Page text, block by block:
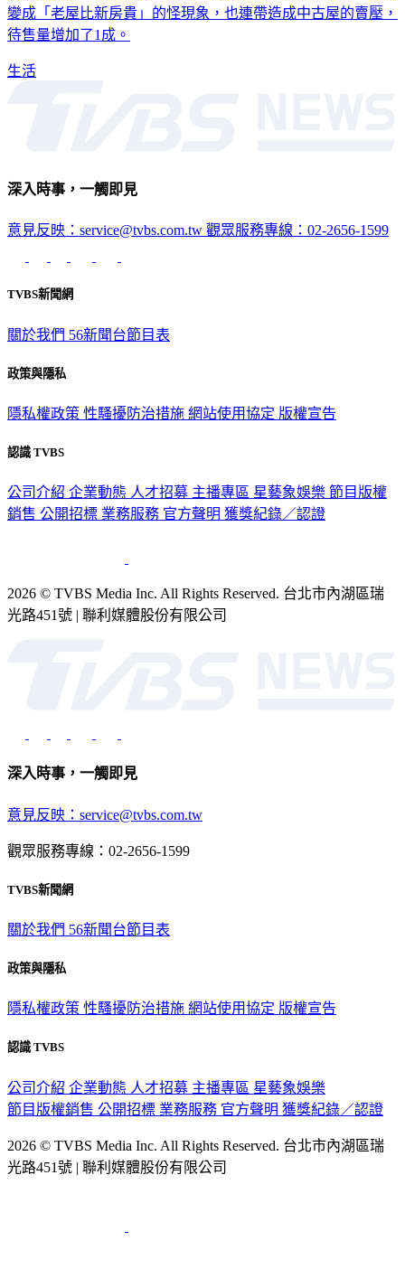
變成「老屋比新房貴」的怪現象，也連帶造成中古屋的賣壓，
待售量增加了1成。
生活
深入時事，一觸即見
意見反映：service@tvbs.com.tw 觀眾服務專線：02-2656-1599
TVBS新聞網
關於我們 56新聞台節目表
政策與隱私
隱私權政策 性騷擾防治措施 網站使用協定 版權宣告
認識 TVBS
公司介紹 企業動態 人才招募 主播專區 星藝象娛樂 節目版權
銷售 公開招標 業務服務 官方聲明 獲獎紀錄／認證
2026 © TVBS Media Inc. All Rights Reserved. 台北市內湖區瑞
光路451號 | 聯利媒體股份有限公司
深入時事，一觸即見
意見反映：service@tvbs.com.tw
觀眾服務專線：02-2656-1599
TVBS新聞網
關於我們 56新聞台節目表
政策與隱私
隱私權政策 性騷擾防治措施 網站使用協定 版權宣告
認識 TVBS
公司介紹 企業動態 人才招募 主播專區 星藝象娛樂
節目版權銷售 公開招標 業務服務 官方聲明 獲獎紀錄／認證
2026 © TVBS Media Inc. All Rights Reserved. 台北市內湖區瑞
光路451號 | 聯利媒體股份有限公司